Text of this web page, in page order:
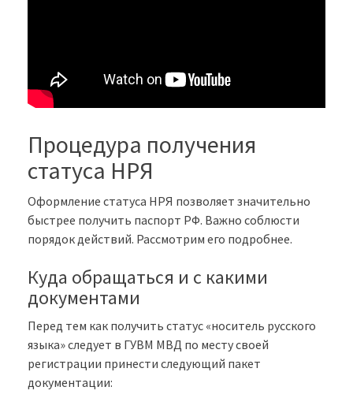
Процедура получения
статуса НРЯ
Оформление статуса НРЯ позволяет значительно
быстрее получить паспорт РФ. Важно соблюсти
порядок действий. Рассмотрим его подробнее.
Куда обращаться и с какими
документами
Перед тем как получить статус «носитель русского
языка» следует в ГУВМ МВД по месту своей
регистрации принести следующий пакет
документации: